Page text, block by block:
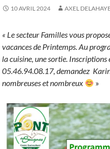
10 AVRIL 2024 AXEL
« Le secteur Familles vous
vacances de Printemps. Au
la cuisine, une sortie. Inscriptions
05.46.94.08.17, demandez
nombreuses et nombreux
»